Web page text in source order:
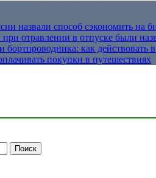
назвали способ сэкономить на
отравлении в отпуске были
бортпроводника: как действовать
покупки в путешествиях